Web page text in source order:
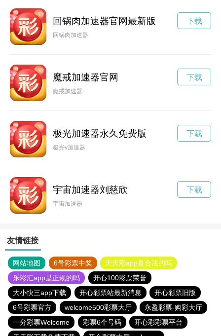
回锅肉加速器官网最新版
回锅肉加速器
下载
魔戒加速器官网
魔戒加速器
下载
极光加速器永久免费版
极光v加速器
下载
宇宙加速器刘慈欣
宇宙加速器
下载
友情链接
网站地图 6号彩票中奖
天天彩app是合法的吗
乐彩汇app是正规的吗
开心100彩票荣誉
大小快三app下载
开心彩票站最新消息
开心彩票旧版
6号彩票官方
welcome500彩票大厅
永盈彩票-购彩大厅
一分彩票Welcome
彩票6个号码
开心彩彩票平台